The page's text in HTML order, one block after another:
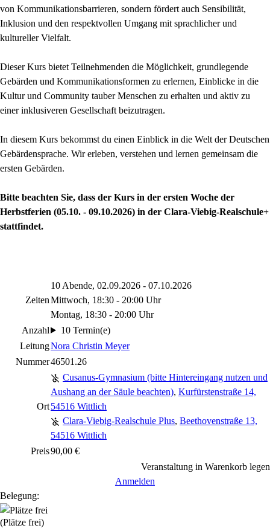
von Kommunikationsbarrieren, sondern fördert auch Sensibilität,
Inklusion und den respektvollen Umgang mit sprachlicher und
kultureller Vielfalt.
Dieser Kurs bietet Teilnehmenden die Möglichkeit, grundlegende
Gebärden und Kommunikationsformen zu erlernen, Einblicke in die
Kultur und Community tauber Menschen zu erhalten und aktiv zu
einer inklusiveren Gesellschaft beizutragen.
In diesem Kurs bekommst du einen Einblick in die Welt der Deutschen
Gebärdensprache. Wir erleben, verstehen und lernen gemeinsam die
ersten Gebärden.
Bitte beachten Sie, dass der Kurs in der ersten Woche der
Herbstferien (05.10. - 09.10.2026) in der Clara-Viebig-Realschule+
stattfindet.
Zeiten
10 Abende, 02.09.2026 - 07.10.2026
Mittwoch, 18:30 - 20:00 Uhr
Montag, 18:30 - 20:00 Uhr
Anzahl
10 Termin(e)
LeitungNora Christin Meyer
Nummer46501.26
Ort
Cusanus-Gymnasium (bitte Hintereingang nutzen und
Aushang an der Säule beachten), Kurfürstenstraße 14,
54516 Wittlich
Clara-Viebig-Realschule Plus, Beethovenstraße 13,
54516 Wittlich
Preis90,00 €
Veranstaltung in Warenkorb legen
Anmelden
Belegung:
(Plätze frei)